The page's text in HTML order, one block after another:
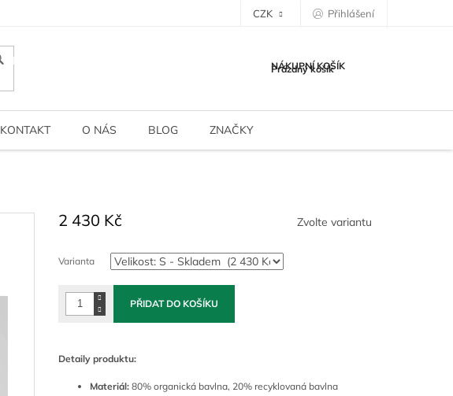
CZK Přihlášení
HLEDAT NÁKUPNÍ KOŠÍK
Prázdný košík
KONTAKT O NÁS BLOG ZNAČKY
2 430 Kč
cena:
Zvolte variantu
Varianta
PŘIDAT DO KOŠÍKU
Detaily produktu:
Materiál: 80% organická bavlna, 20% recyklovaná bavlna